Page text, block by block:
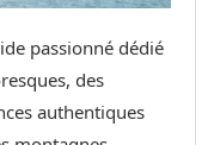
passionné dédié
des
authentiques